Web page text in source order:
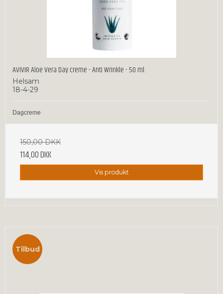
AVIVIR Aloe Vera Day creme - Anti Wrinkle - 50 ml.
Helsam
18-4-29
Dagcreme
150,00 DKK
114,00 DKK
Vis produkt
Tilbud